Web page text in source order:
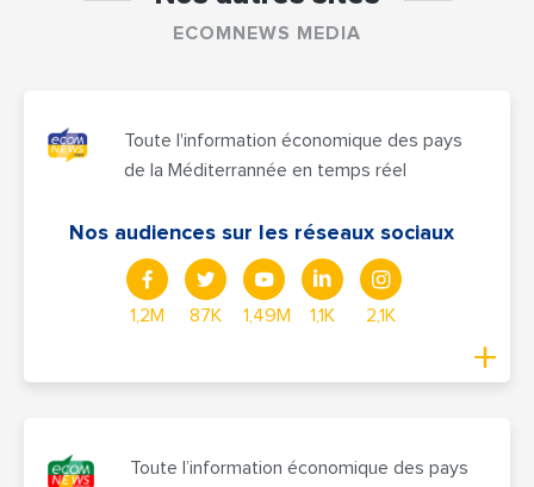
ECOMNEWS MEDIA
Toute l'information économique des pays
de la Méditerrannée en temps réel
Nos audiences sur les réseaux sociaux
1,2M 87K 1,49M 1,1K 2,1K
Toute l’information économique des pays